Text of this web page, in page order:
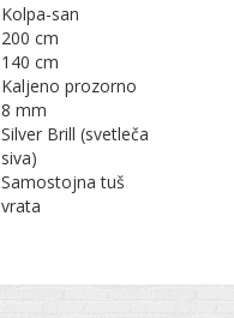
Kolpa-san
200 cm
140 cm
Kaljeno prozorno
8 mm
Silver Brill (svetleča
siva)
Samostojna tuš
vrata